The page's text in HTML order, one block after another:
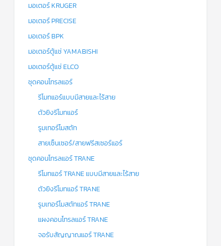
มอเตอร์ KRUGER
มอเตอร์ PRECISE
มอเตอร์ BPK
มอเตอร์ตู้แช่ YAMABISHI
มอเตอร์ตู้แช่ ELCO
ชุดคอนโทรลแอร์
รีโมทแอร์แบบมีสายและไร้สาย
ตัวยิงรีโมทแอร์
รูมเทอร์โมสตัท
สายเซ็นเซอร์/สายฟรีสเซอร์แอร์
ชุดคอนโทรลแอร์ TRANE
รีโมทแอร์ TRANE แบบมีสายและไร้สาย
ตัวยิงรีโมทแอร์ TRANE
รูมเทอร์โมสตัทแอร์ TRANE
แผงคอนโทรลแอร์ TRANE
จอรับสัญญาณแอร์ TRANE